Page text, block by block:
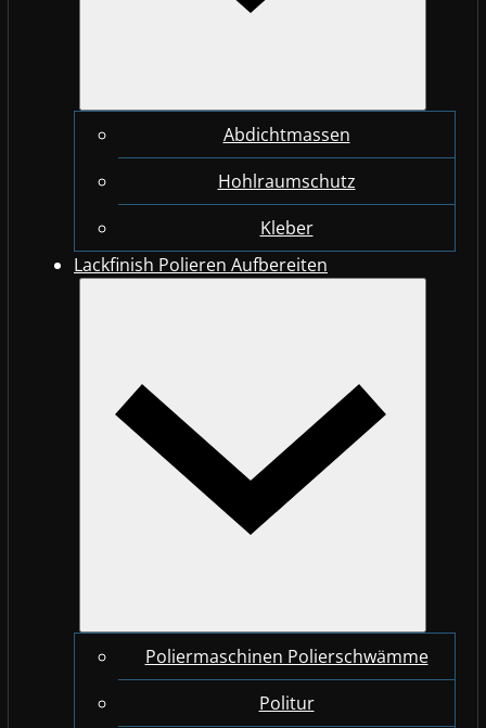
Abdichtmassen
Hohlraumschutz
Kleber
Lackfinish Polieren Aufbereiten
Poliermaschinen Polierschwämme
Politur